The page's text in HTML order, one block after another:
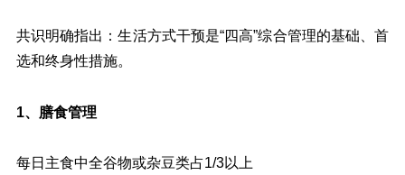
共识明确指出：生活方式干预是“四高”综合管理的基础、首
选和终身性措施。
1、 膳食管理
每日主食中全谷物或杂豆类占1/3以上